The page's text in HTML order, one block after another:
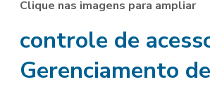
Clique nas imagens para ampliar
controle de
Gerenciamento